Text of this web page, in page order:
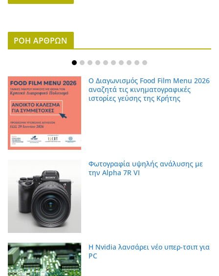
ΡΟΗ ΑΡΘΡΩΝ
Ο Διαγωνισμός Food Film Menu 2026
αναζητά τις κινηματογραφικές
ιστορίες γεύσης της Κρήτης
Φωτογραφία υψηλής ανάλυσης με
την Alpha 7R VI
Η Nvidia λανσάρει νέο υπερ-τσιπ για
PC